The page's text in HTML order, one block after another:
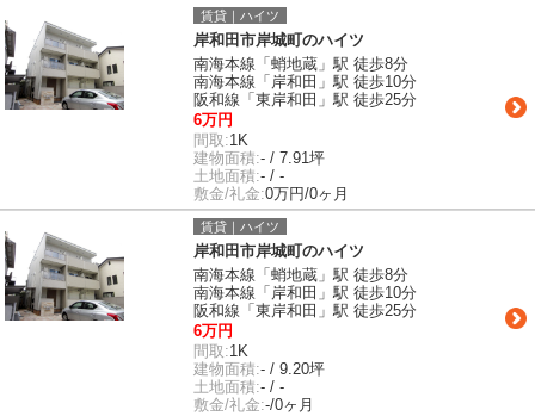
賃貸｜ハイツ
岸和田市岸城町のハイツ
南海本線「蛸地蔵」駅 徒歩8分
南海本線「岸和田」駅 徒歩10分
阪和線「東岸和田」駅 徒歩25分
6万円
間取:1K
建物面積:- / 7.91坪
土地面積:- / -
敷金/礼金:0万円/0ヶ月
賃貸｜ハイツ
岸和田市岸城町のハイツ
南海本線「蛸地蔵」駅 徒歩8分
南海本線「岸和田」駅 徒歩10分
阪和線「東岸和田」駅 徒歩25分
6万円
間取:1K
建物面積:- / 9.20坪
土地面積:- / -
敷金/礼金:-/0ヶ月